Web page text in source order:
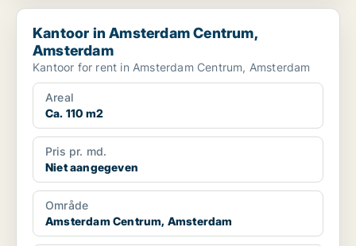
Kantoor in Amsterdam Centrum, Amsterdam
Kantoor in Amsterdam Centrum,
Amsterdam
Kantoor for rent in Amsterdam Centrum, Amsterdam
Areal
Ca. 110 m2
Pris pr. md.
Niet aangegeven
Område
Amsterdam Centrum, Amsterdam